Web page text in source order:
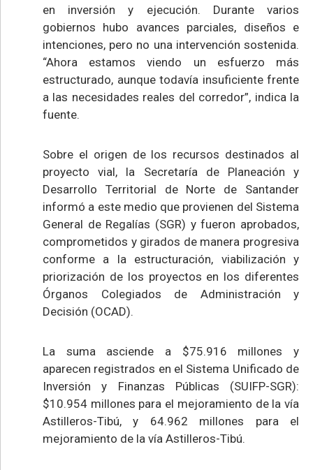
en inversión y ejecución. Durante varios
gobiernos hubo avances parciales, diseños e
intenciones, pero no una intervención sostenida.
“Ahora estamos viendo un esfuerzo más
estructurado, aunque todavía insuficiente frente
a las necesidades reales del corredor”, indica la
fuente.
Sobre el origen de los recursos destinados al
proyecto vial, la Secretaría de Planeación y
Desarrollo Territorial de Norte de Santander
informó a este medio que provienen del Sistema
General de Regalías (SGR) y fueron aprobados,
comprometidos y girados de manera progresiva
conforme a la estructuración, viabilización y
priorización de los proyectos en los diferentes
Órganos Colegiados de Administración y
Decisión (OCAD).
La suma asciende a $75.916 millones y
aparecen registrados en el Sistema Unificado de
Inversión y Finanzas Públicas (SUIFP-SGR):
$10.954 millones para el mejoramiento de la vía
Astilleros-Tibú, y 64.962 millones para el
mejoramiento de la vía Astilleros-Tibú.